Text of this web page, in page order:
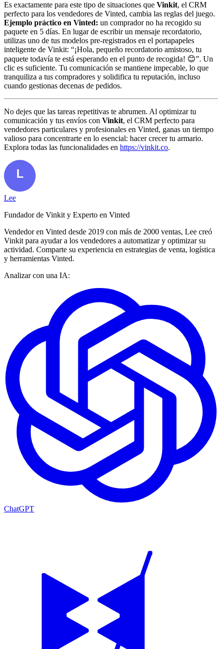
Es exactamente para este tipo de situaciones que Vinkit, el CRM
perfecto para los vendedores de Vinted, cambia las reglas del juego.
Ejemplo práctico en Vinted: un comprador no ha recogido su
paquete en 5 días. En lugar de escribir un mensaje recordatorio,
utilizas uno de tus modelos pre-registrados en el portapapeles
inteligente de Vinkit: “¡Hola, pequeño recordatorio amistoso, tu
paquete todavía te está esperando en el punto de recogida! 😊”. Un
clic es suficiente. Tu comunicación se mantiene impecable, lo que
tranquiliza a tus compradores y solidifica tu reputación, incluso
cuando gestionas decenas de pedidos.
No dejes que las tareas repetitivas te abrumen. Al optimizar tu
comunicación y tus envíos con Vinkit, el CRM perfecto para
vendedores particulares y profesionales en Vinted, ganas un tiempo
valioso para concentrarte en lo esencial: hacer crecer tu armario.
Explora todas las funcionalidades en https://vinkit.co.
Lee
Fundador de Vinkit y Experto en Vinted
Vendedor en Vinted desde 2019 con más de 2000 ventas, Lee creó
Vinkit para ayudar a los vendedores a automatizar y optimizar su
actividad. Comparte su experiencia en estrategias de venta, logística
y herramientas Vinted.
Analizar con una IA:
ChatGPT